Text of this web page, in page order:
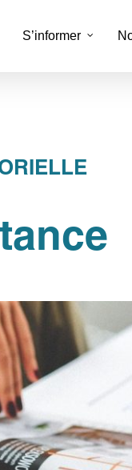
Service client
Externalisation
KYC & conformité
S’informer